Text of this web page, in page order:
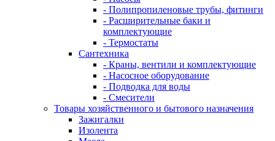
- Полипропиленовые трубы, фитинги
- Расширительные баки и
комплектующие
- Термостаты
Сантехника
- Краны, вентили и комплектующие
- Насосное оборудование
- Подводка для воды
- Смесители
Товары хозяйственного и бытового назначения
Зажигалки
Изолента